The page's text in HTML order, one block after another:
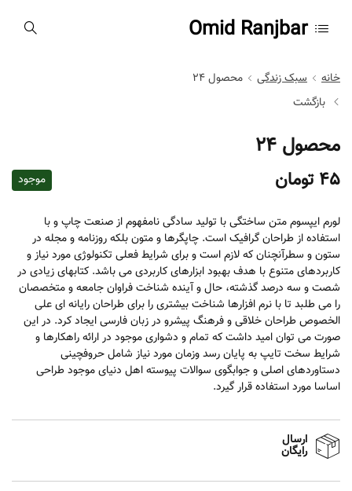
Omid Ranjbar
خانه سبک زندگی
محصول 24
بازگشت
محصول 24
45 تومان موجود
لورم ایپسوم متن ساختگی با تولید سادگی نامفهوم از صنعت چاپ و با
استفاده از طراحان گرافیک است. چاپگرها و متون بلکه روزنامه و مجله در
ستون و سطرآنچنان که لازم است و برای شرایط فعلی تکنولوژی مورد نیاز و
کاربردهای متنوع با هدف بهبود ابزارهای کاربردی می باشد. کتابهای زیادی در
شصت و سه درصد گذشته، حال و آینده شناخت فراوان جامعه و متخصصان
را می طلبد تا با نرم افزارها شناخت بیشتری را برای طراحان رایانه ای علی
الخصوص طراحان خلاقی و فرهنگ پیشرو در زبان فارسی ایجاد کرد. در این
صورت می توان امید داشت که تمام و دشواری موجود در ارائه راهکارها و
شرایط سخت تایپ به پایان رسد وزمان مورد نیاز شامل حروفچینی
دستاوردهای اصلی و جوابگوی سوالات پیوسته اهل دنیای موجود طراحی
اساسا مورد استفاده قرار گیرد.
ارسال
رایگان